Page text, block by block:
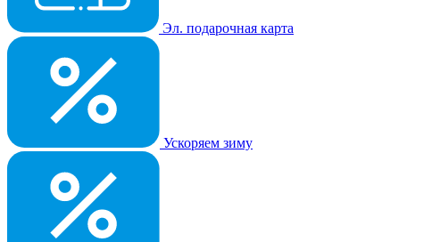
Эл. подарочная карта
Ускоряем зиму